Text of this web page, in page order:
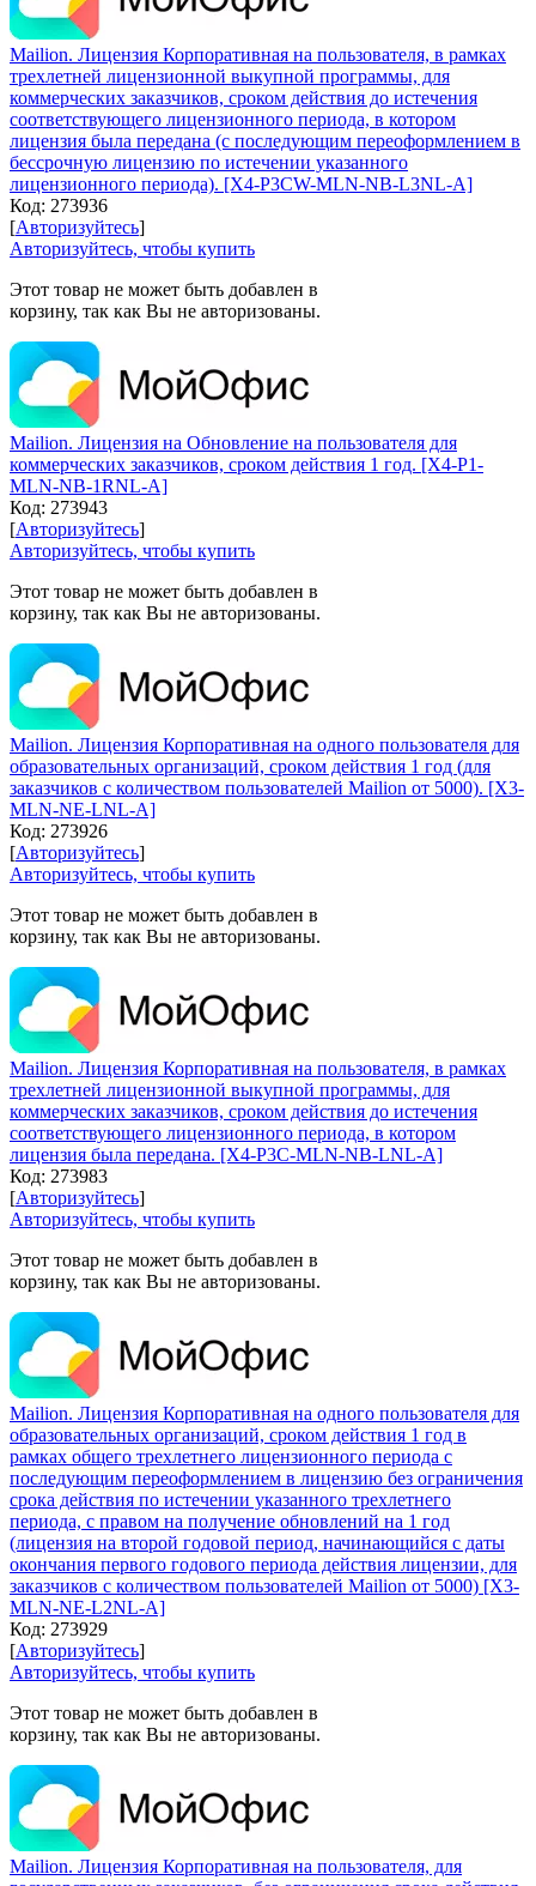
Mailion. Лицензия Корпоративная на пользователя, в рамках
трехлетней лицензионной выкупной программы, для
коммерческих заказчиков, сроком действия до истечения
соответствующего лицензионного периода, в котором
лицензия была передана (с последующим переоформлением в
бессрочную лицензию по истечении указанного
лицензионного периода). [X4-P3CW-MLN-NB-L3NL-A]
Код: 273936
[Авторизуйтесь]
Авторизуйтесь, чтобы купить
Этот товар не может быть добавлен в
корзину, так как Вы не авторизованы.
Mailion. Лицензия на Обновление на пользователя для
коммерческих заказчиков, сроком действия 1 год. [X4-P1-
MLN-NB-1RNL-A]
Код: 273943
[Авторизуйтесь]
Авторизуйтесь, чтобы купить
Этот товар не может быть добавлен в
корзину, так как Вы не авторизованы.
Mailion. Лицензия Корпоративная на одного пользователя для
образовательных организаций, сроком действия 1 год (для
заказчиков с количеством пользователей Mailion от 5000). [X3-
MLN-NE-LNL-A]
Код: 273926
[Авторизуйтесь]
Авторизуйтесь, чтобы купить
Этот товар не может быть добавлен в
корзину, так как Вы не авторизованы.
Mailion. Лицензия Корпоративная на пользователя, в рамках
трехлетней лицензионной выкупной программы, для
коммерческих заказчиков, сроком действия до истечения
соответствующего лицензионного периода, в котором
лицензия была передана. [X4-P3C-MLN-NB-LNL-A]
Код: 273983
[Авторизуйтесь]
Авторизуйтесь, чтобы купить
Этот товар не может быть добавлен в
корзину, так как Вы не авторизованы.
Mailion. Лицензия Корпоративная на одного пользователя для
образовательных организаций, сроком действия 1 год в
рамках общего трехлетнего лицензионного периода с
последующим переоформлением в лицензию без ограничения
срока действия по истечении указанного трехлетнего
периода, с правом на получение обновлений на 1 год
(лицензия на второй годовой период, начинающийся с даты
окончания первого годового периода действия лицензии, для
заказчиков с количеством пользователей Mailion от 5000) [X3-
MLN-NЕ-L2NL-A]
Код: 273929
[Авторизуйтесь]
Авторизуйтесь, чтобы купить
Этот товар не может быть добавлен в
корзину, так как Вы не авторизованы.
Mailion. Лицензия Корпоративная на пользователя, для